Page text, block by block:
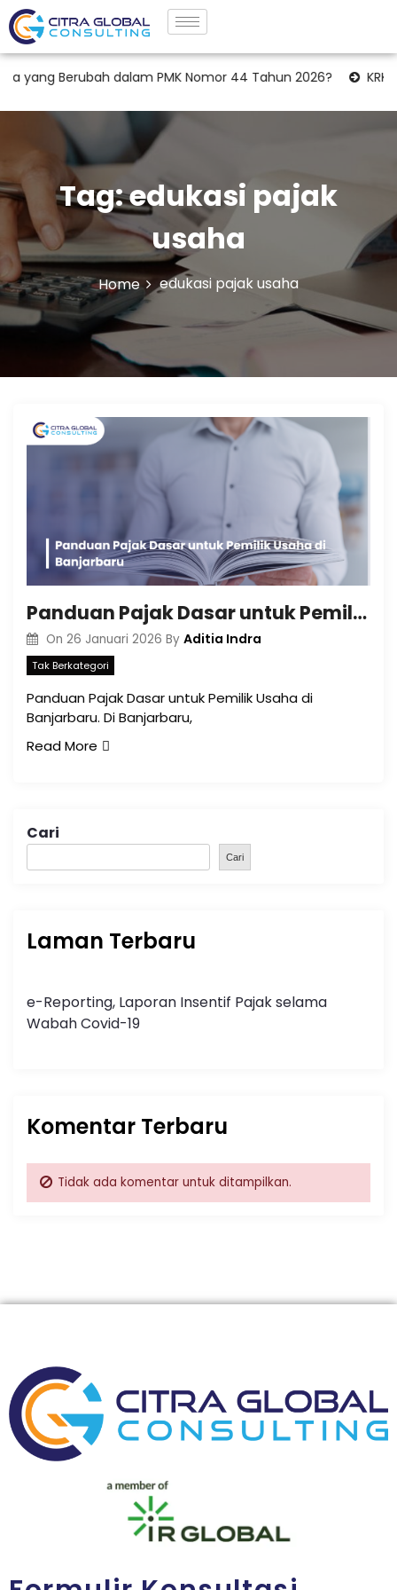
Berubah dalam PMK Nomor 44 Tahun 2026? KRK
Tag:edukasi pajak
usaha
Home edukasi pajak usaha
Panduan Pajak Dasar untuk Pemilik Usaha di Banjarbaru
On 26 Januari 2026 By Aditia Indra
Tak Berkategori
Panduan Pajak Dasar untuk Pemilik Usaha di
Banjarbaru. Di Banjarbaru,
Read More
Cari
Cari
Laman Terbaru
e-Reporting, Laporan Insentif Pajak selama
Wabah Covid-19
Komentar Terbaru
Tidak ada komentar untuk ditampilkan.